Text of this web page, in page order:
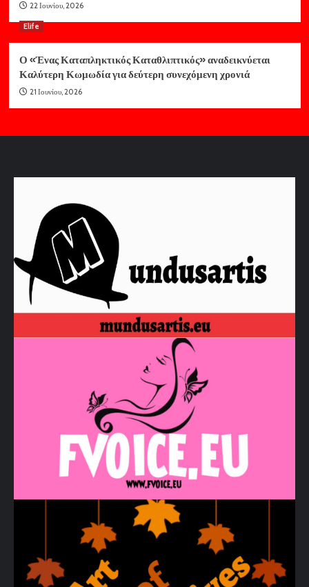
22 Ιουνίου, 2026
Elife
Ο «Ένας Καταπληκτικός Καταθλιπτικός» αναδεικνύεται
Καλύτερη Κωμωδία για δεύτερη συνεχόμενη χρονιά
21 Ιουνίου, 2026